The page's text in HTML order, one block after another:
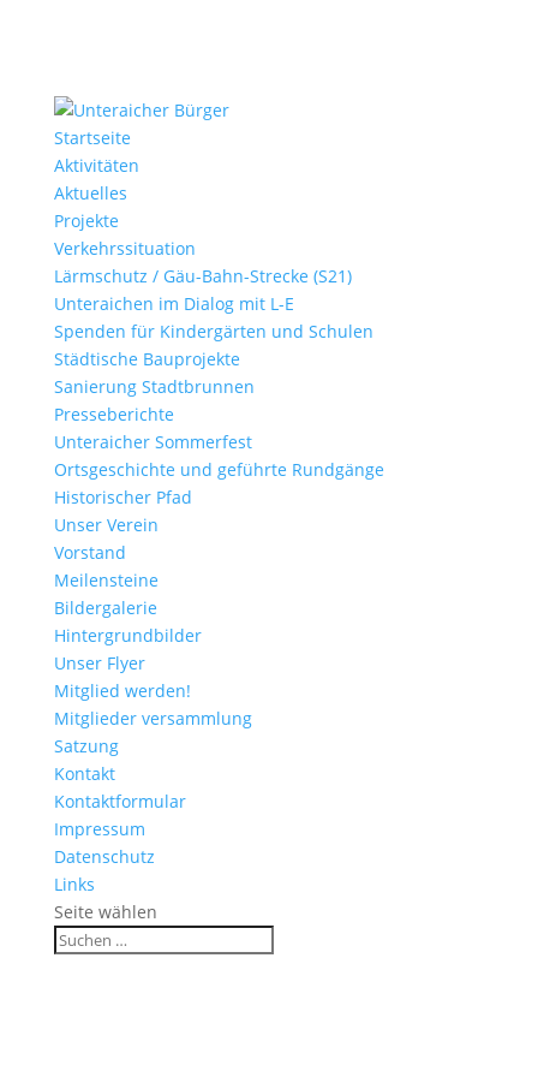
Startseite
Aktivitäten
Aktuelles
Projekte
Verkehrssituation
Lärmschutz / Gäu-Bahn-Strecke (S21)
Unteraichen im Dialog mit L-E
Spenden für Kindergärten und Schulen
Städtische Bauprojekte
Sanierung Stadtbrunnen
Presseberichte
Unteraicher Sommerfest
Ortsgeschichte und geführte Rundgänge
Historischer Pfad
Unser Verein
Vorstand
Meilensteine
Bildergalerie
Hintergrundbilder
Unser Flyer
Mitglied werden!
Mitglieder versammlung
Satzung
Kontakt
Kontaktformular
Impressum
Datenschutz
Links
Seite wählen